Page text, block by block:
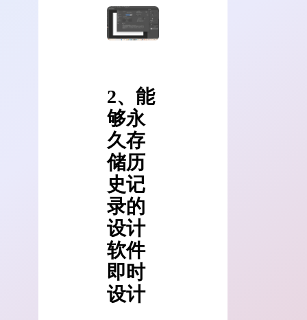
2、能
够永
久存
储历
史记
录的
设计
软件
即时
设计